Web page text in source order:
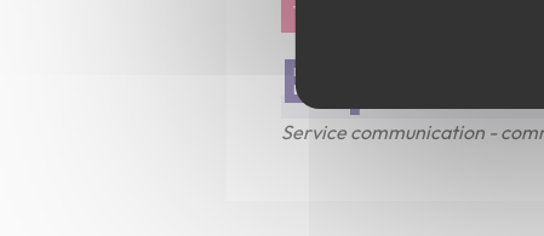
19-10-2023
Espace
Service communication -